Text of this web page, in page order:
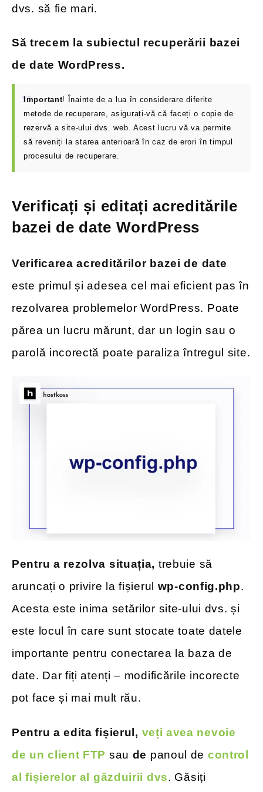
dvs. să fie mari.
Să trecem la subiectul recuperării bazei
de date WordPress.
Important! Înainte de a lua în considerare diferite
metode de recuperare, asigurați-vă că faceți o copie de
rezervă a site-ului dvs. web. Acest lucru vă va permite
să reveniți la starea anterioară în caz de erori în timpul
procesului de recuperare.
Verificați și editați acreditările
bazei de date WordPress
Verificarea acreditărilor bazei de date
este primul și adesea cel mai eficient pas în
rezolvarea problemelor WordPress. Poate
părea un lucru mărunt, dar un login sau o
parolă incorectă poate paraliza întregul site.
Pentru a rezolva situația, trebuie să
aruncați o privire la fișierul wp-config.php.
Acesta este inima setărilor site-ului dvs. și
este locul în care sunt stocate toate datele
importante pentru conectarea la baza de
date. Dar fiți atenți – modificările incorecte
pot face și mai mult rău.
Pentru a edita fișierul, veți avea nevoie
de un client FTP sau de panoul de control
al fișierelor al găzduirii dvs. Găsiți